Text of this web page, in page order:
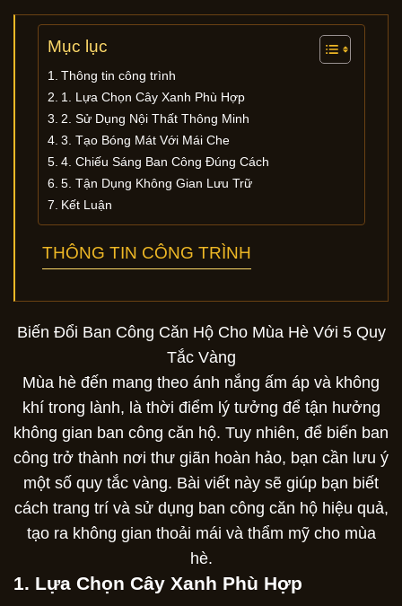
Mục lục
Thông tin công trình
1. Lựa Chọn Cây Xanh Phù Hợp
2. Sử Dụng Nội Thất Thông Minh
3. Tạo Bóng Mát Với Mái Che
4. Chiếu Sáng Ban Công Đúng Cách
5. Tận Dụng Không Gian Lưu Trữ
Kết Luận
THÔNG TIN CÔNG TRÌNH
Biến Đổi Ban Công Căn Hộ Cho Mùa Hè Với 5 Quy
Tắc Vàng
Mùa hè đến mang theo ánh nắng ấm áp và không
khí trong lành, là thời điểm lý tưởng để tận hưởng
không gian ban công căn hộ. Tuy nhiên, để biến ban
công trở thành nơi thư giãn hoàn hảo, bạn cần lưu ý
một số quy tắc vàng. Bài viết này sẽ giúp bạn biết
cách trang trí và sử dụng ban công căn hộ hiệu quả,
tạo ra không gian thoải mái và thẩm mỹ cho mùa
hè.
1. Lựa Chọn Cây Xanh Phù Hợp